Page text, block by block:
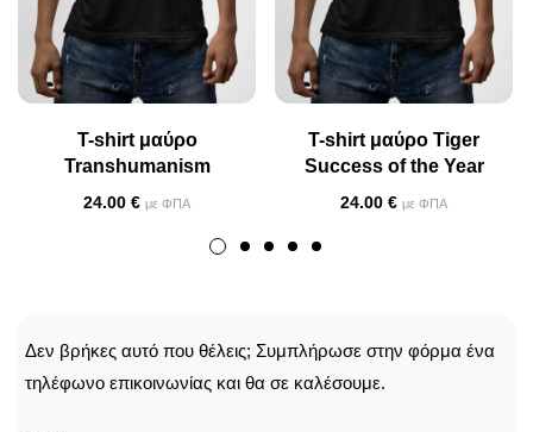
T-shirt μαύρο
Transhumanism
24.00 € με ΦΠΑ
T-shirt μαύρο Tiger
Success of the Year
24.00 € με ΦΠΑ
Δεν βρήκες αυτό που θέλεις; Συμπλήρωσε στην φόρμα ένα
τηλέφωνο επικοινωνίας και θα σε καλέσουμε.